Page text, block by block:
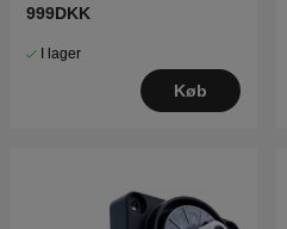
999DKK
I lager
Køb